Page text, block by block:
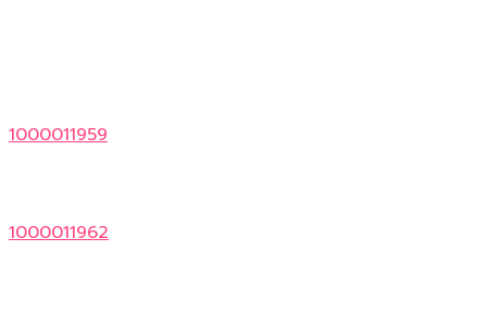
1000011959
1000011962